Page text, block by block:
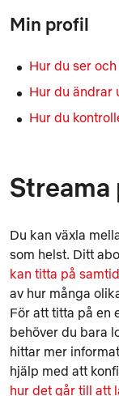
Min profil
Hur du ser
Hur du ändrar
Hur du
Streama
Du kan växla
som helst. Ditt
kan titta på
av hur många
För att titta på en
behöver du bara
hittar mer
hjälp med att
hur det går till att